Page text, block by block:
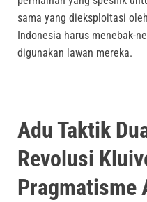
sama yang dieksploitasi
Indonesia harus menebak-
digunakan lawan mereka.
Adu Taktik
Revolusi
Pragmatisme